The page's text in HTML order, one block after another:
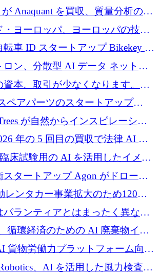
が Anaquant を買収、質量分析の専
るバイオ医薬品の品質管理を拡大
・ヨーロッパ、ヨーロッパの技術
支援するために11億ユーロのファ
転車 ID スタートアップ Bikekey が
への投資を確保
ロン、分散型 AI データ ネットワ
に 650 万ドルを調達
資本。取引が少なくなります。
期がヨーロッパのテクノロジーに
と
ペアパーツのスタートアップ
万ドルを調達
が自然からインスピレーショ
ット ソフトウェアを拡張するた
5,000 ポンドを調達
年の 5 回目の買収で法律 AI ス
Wexler を買収
床試験用の AI を活用したイメー
ットフォームを拡張するためにシ
2,000 万ドルを確保
スタートアップ Agon がドローン
る仮想戦場を構築、3,000 万ドル
レンタカー事業拡大のため120万
達
パランティアとはまったく異なる
フランス人の「控えめな」後任
循環経済のための AI 廃棄物イン
を拡張するためにシリーズ B で
ルを確保
貨物労働力プラットフォーム向け
ルのプレシードを獲得
、AI を活用した風力検査の